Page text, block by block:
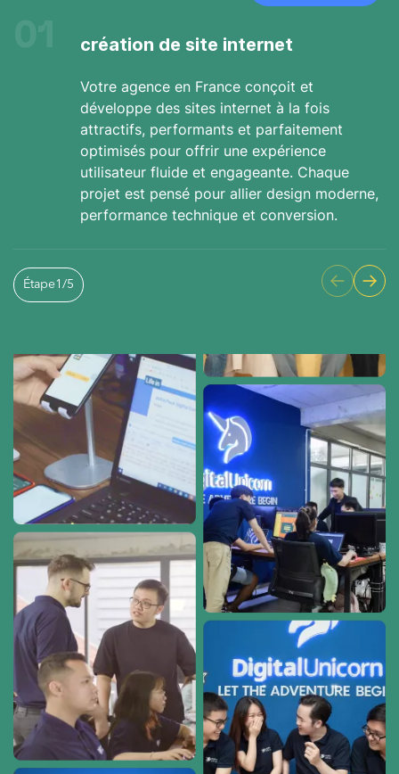
création de site internet
Votre agence en France conçoit et
développe des sites internet à la fois
attractifs, performants et parfaitement
optimisés pour offrir une expérience
utilisateur fluide et engageante. Chaque
projet est pensé pour allier design moderne,
performance technique et conversion.
Étape1 /5